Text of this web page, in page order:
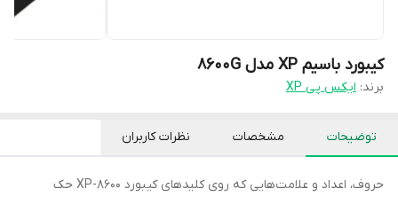
کیبورد باسیم XP مدل 8600G
برند: ایکس پی XP
توضیحات مشخصات نظرات کاربران
حروف، اعداد و علامت‌هایی که روی کلیدهای کیبورد XP-8600 حک